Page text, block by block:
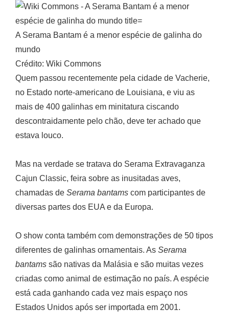
A Serama Bantam é a menor espécie de galinha do
mundo
Crédito: Wiki Commons
Quem passou recentemente pela cidade de Vacherie,
no Estado norte-americano de Louisiana, e viu as
mais de 400 galinhas em minitatura ciscando
descontraidamente pelo chão, deve ter achado que
estava louco.
Mas na verdade se tratava do Serama Extravaganza
Cajun Classic, feira sobre as inusitadas aves,
chamadas de Serama bantams com participantes de
diversas partes dos EUA e da Europa.
O show conta também com demonstrações de 50 tipos
diferentes de galinhas ornamentais. As Serama
bantams são nativas da Malásia e são muitas vezes
criadas como animal de estimação no país. A espécie
está cada ganhando cada vez mais espaço nos
Estados Unidos após ser importada em 2001.